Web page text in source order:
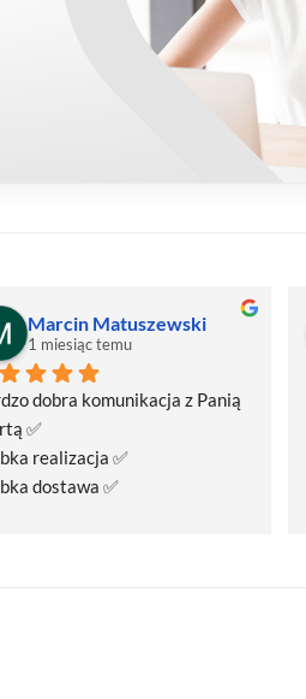
Marcin Matuszewski
1 miesiąc temu
dobra komunikacja z Panią
✅
realizacja ✅
dostawa ✅